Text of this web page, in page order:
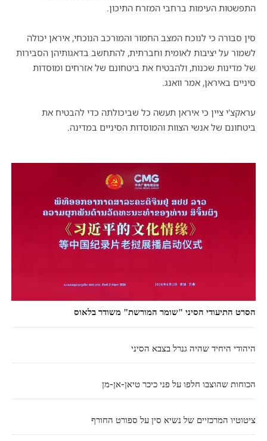
התפשטות העימות ברחבי המזרח התיכון.
סין סבורה כי לנוכח המצב החמור והמורכב הנוכחי, איראן יכולה
לשמור על יציבות לאומית וחברתית, להתחשב בדאגותיהן הסבירות
של מדינות שכנות, ולהבטיח את ביטחונם של אזרחים ומוסדות
סיניים באיראן, אמר וואנג.
עראקצ'י ציין כי איראן תעשה כל שביכולתה כדי להבטיח את
ביטחונם של אנשי הצוות והמוסדות הסיניים במדינה.
הסרט התיעודי הסיני "שומר המורשת" משודר בלאוס
היהודי היחיד שהיה גנרל בצבא הסיני
הכוחות שהוצבו חלפו על פני כיכר טיאן-אן-מן
ציטוטיו המרכזיים של נשיא סין על ספורט החורף